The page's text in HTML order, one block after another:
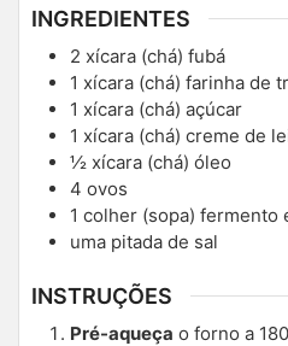
INGREDIENTES
2 xícara (chá) fubá
1 xícara (chá) farinha de
1 xícara (chá) açúcar
1 xícara (chá) creme de
½ xícara (chá) óleo
4 ovos
1 colher (sopa) fermento
uma pitada de sal
INSTRUÇÕES
Pré-aqueça o forno a